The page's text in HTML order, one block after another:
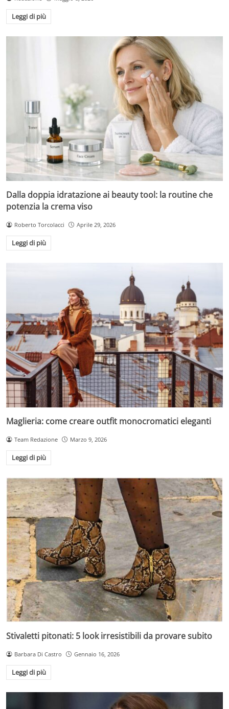
Leggi di più
Dalla doppia idratazione ai beauty tool: la routine che
potenzia la crema viso
Roberto Torcolacci Aprile 29, 2026
Leggi di più
Maglieria: come creare outfit monocromatici eleganti
Team Redazione Marzo 9, 2026
Leggi di più
Stivaletti pitonati: 5 look irresistibili da provare subito
Barbara Di Castro Gennaio 16, 2026
Leggi di più